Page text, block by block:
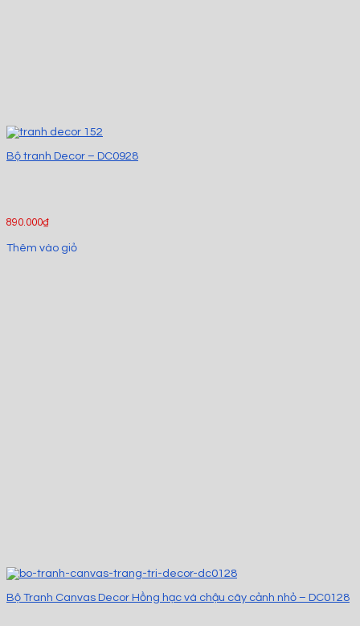
Bộ tranh Decor – DC0928
890.000₫
Thêm vào giỏ
Bộ Tranh Canvas Decor Hồng hạc và chậu cây cảnh nhỏ – DC0128